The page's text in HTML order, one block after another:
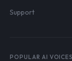
Support
POPULAR AI VOICES